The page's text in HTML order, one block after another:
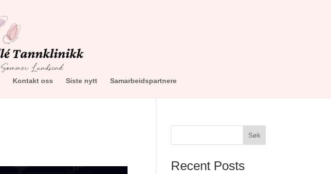
Kontakt oss Siste nytt Samarbeidspartnere
Søk
Recent Posts